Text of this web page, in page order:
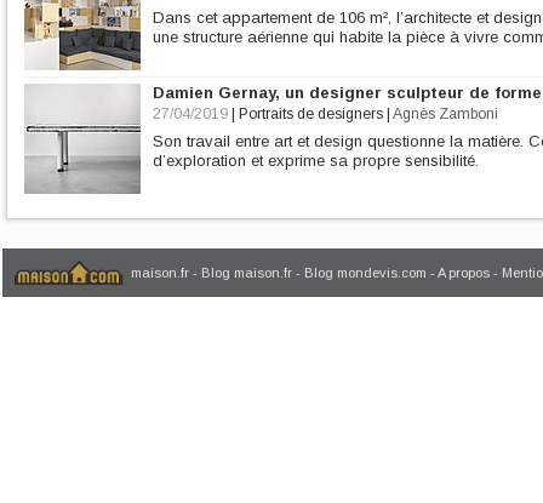
Dans cet appartement de 106 m², l’architecte et
une structure aérienne qui habite la pièce à vivre
Damien Gernay, un designer sculpteur de
27/04/2019 | Portraits de designers | Agnès Zamboni
Son travail entre art et design questionne la matière.
d’exploration et exprime sa propre sensibilité.
maison.fr - Blog maison.fr - Blog mondevis.com - A propos -